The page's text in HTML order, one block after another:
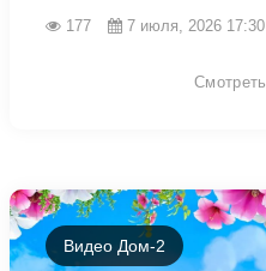
177 7 июля, 2026 17:30
Смотреть
Видео Дом-2